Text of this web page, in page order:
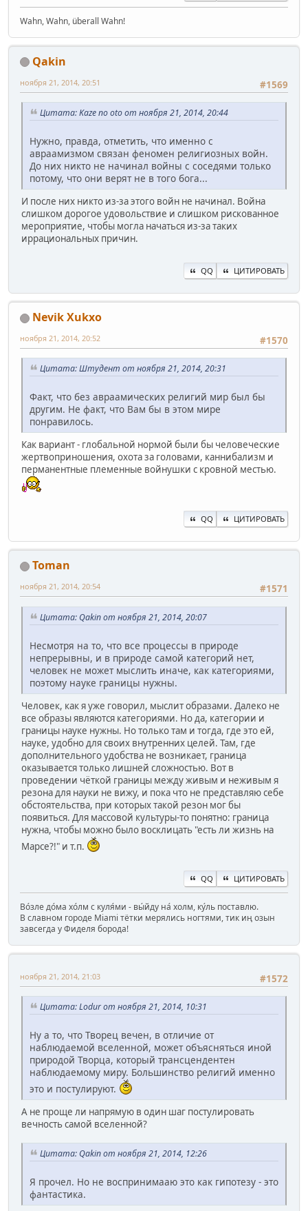
Wahn, Wahn, überall Wahn!
Qakin
#1569
ноября 21, 2014, 20:51
Цитата: Kaze no oto от ноября 21, 2014, 20:44
Нужно, правда, отметить, что именно с
авраамизмом связан феномен религиозных войн.
До них никто не начинал войны с соседями только
потому, что они верят не в того бога...
И после них никто из-за этого войн не начинал. Война
слишком дорогое удовольствие и слишком рискованное
мероприятие, чтобы могла начаться из-за таких
иррациональных причин.
QQ ЦИТИРОВАТЬ
Nevik Xukxo
#1570
ноября 21, 2014, 20:52
Цитата: Штудент от ноября 21, 2014, 20:31
Факт, что без авраамических религий мир был бы
другим. Не факт, что Вам бы в этом мире
понравилось.
Как вариант - глобальной нормой были бы человеческие
жертвоприношения, охота за головами, каннибализм и
перманентные племенные войнушки с кровной местью.
QQ ЦИТИРОВАТЬ
Toman
#1571
ноября 21, 2014, 20:54
Цитата: Qakin от ноября 21, 2014, 20:07
Несмотря на то, что все процессы в природе
непрерывны, и в природе самой категорий нет,
человек не может мыслить иначе, как категориями,
поэтому науке границы нужны.
Человек, как я уже говорил, мыслит образами. Далеко не
все образы являются категориями. Но да, категории и
границы науке нужны. Но только там и тогда, где это ей,
науке, удобно для своих внутренних целей. Там, где
дополнительного удобства не возникает, граница
оказывается только лишней сложностью. Вот в
проведении чёткой границы между живым и неживым я
резона для науки не вижу, и пока что не представляю себе
обстоятельства, при которых такой резон мог бы
появиться. Для массовой культуры-то понятно: граница
нужна, чтобы можно было восклицать "есть ли жизнь на
Марсе?!" и т.п.
QQ ЦИТИРОВАТЬ
Во́зле до́ма хо́лм с куля́ми - вы́йду на́ холм, ку́ль поставлю.
В славном городе Miami тётки мерялись ногтями, тик иң озын
завсегда у Фиделя борода!
#1572
ноября 21, 2014, 21:03
Цитата: Lodur от ноября 21, 2014, 10:31
Ну а то, что Творец вечен, в отличие от
наблюдаемой вселенной, может объясняться иной
природой Творца, который трансцендентен
наблюдаемому миру. Большинство религий именно
это и постулируют.
А не проще ли напрямую в один шаг постулировать
вечность самой вселенной?
Цитата: Qakin от ноября 21, 2014, 12:26
Я прочел. Но не воспринимааю это как гипотезу - это
фантастика.